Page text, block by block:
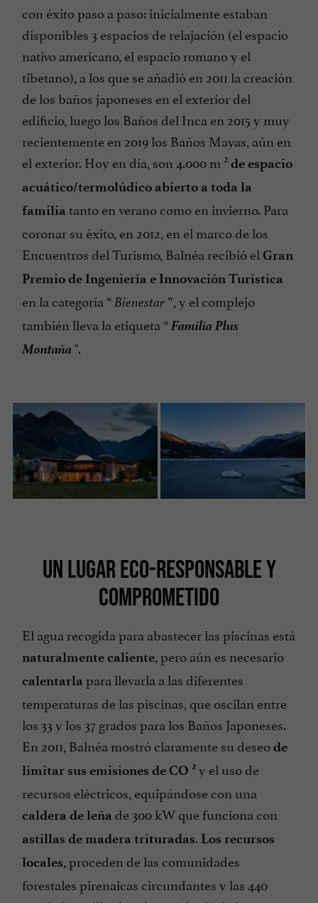
con éxito paso a paso: inicialmente estaban
disponibles 3 espacios de relajación (el espacio
nativo americano, el espacio romano y el
tibetano), a los que se añadió en 2011 la creación
de los baños japoneses en el exterior del
edificio, luego los Baños del Inca en 2015 y muy
recientemente en 2019 los Baños Mayas, aún en
el exterior. Hoy en día, son 4.000 m 2de espacio
acuático/termolúdico abierto a toda la
familia tanto en verano como en invierno. Para
coronar su éxito, en 2012, en el marco de los
Encuentros del Turismo, Balnéa recibió el Gran
Premio de Ingeniería e Innovación Turística
en la categoría “ Bienestar ”, y el complejo
también lleva la etiqueta “ Familia Plus
Montaña".
UN LUGAR ECO-RESPONSABLE Y
COMPROMETIDO
El agua recogida para abastecer las piscinas está
naturalmente caliente, pero aún es necesario
calentarla para llevarla a las diferentes
temperaturas de las piscinas, que oscilan entre
los 33 y los 37 grados para los Baños Japoneses.
En 2011, Balnéa mostró claramente su deseode
limitar sus emisiones de CO 2 y el uso de
recursos eléctricos, equipándose con una
caldera de leña de 300 kW que funciona con
astillas de madera trituradas. Los recursos
locales, proceden de las comunidades
forestales pirenaicas circundantes y las 440